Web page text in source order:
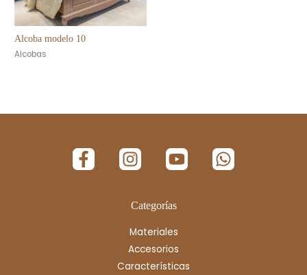
Alcoba modelo 10
Alcobas
Categorías
Materiales
Accesorios
Características